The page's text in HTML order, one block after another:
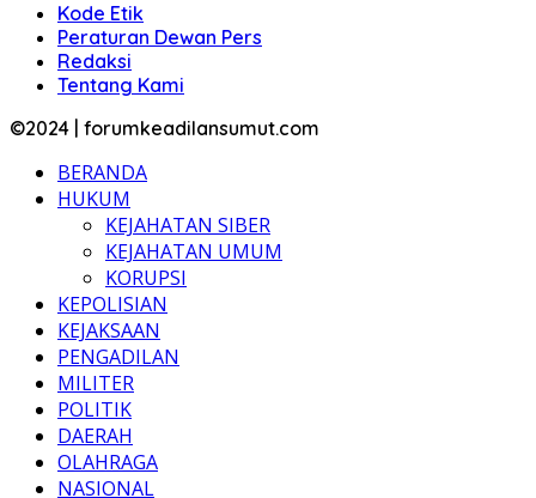
Kode Etik
Peraturan Dewan Pers
Redaksi
Tentang Kami
©2024 | forumkeadilansumut.com
BERANDA
HUKUM
KEJAHATAN SIBER
KEJAHATAN UMUM
KORUPSI
KEPOLISIAN
KEJAKSAAN
PENGADILAN
MILITER
POLITIK
DAERAH
OLAHRAGA
NASIONAL